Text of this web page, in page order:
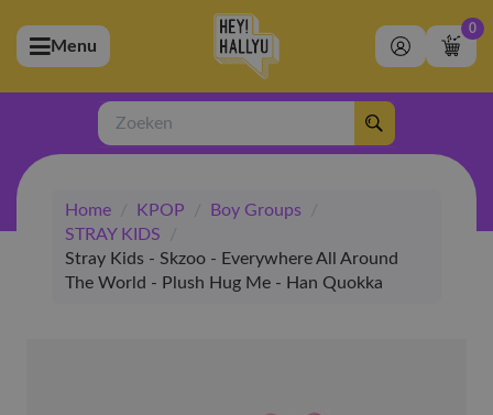
(Artiesten)
(Merchandise)
(Exclusive)
(Winkel)
Menu
0
Zoeken
Home / KPOP / Boy Groups
/
STRAY KIDS
/
Stray Kids - Skzoo - Everywhere All Around
The World - Plush Hug Me - Han Quokka